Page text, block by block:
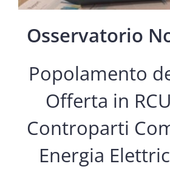
Osservatorio
Popolamento
Offerta in
Controparti
Energia